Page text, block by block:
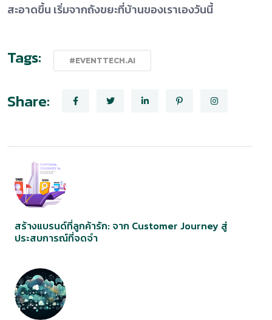
สะอาดขึ้น เริ่มจากถังขยะที่บ้านของเราเองวันนี้
Tags: #EVENTTECH.AI
Share:
สร้างแบรนด์ที่ลูกค้ารัก: จาก Customer Journey สู่
ประสบการณ์ที่จดจำ